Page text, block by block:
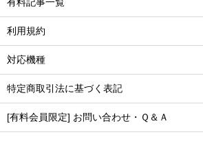
有料記事一覧
利用規約
対応機種
特定商取引法に基づく表記
[有料会員限定] お問い合わせ・Ｑ＆Ａ